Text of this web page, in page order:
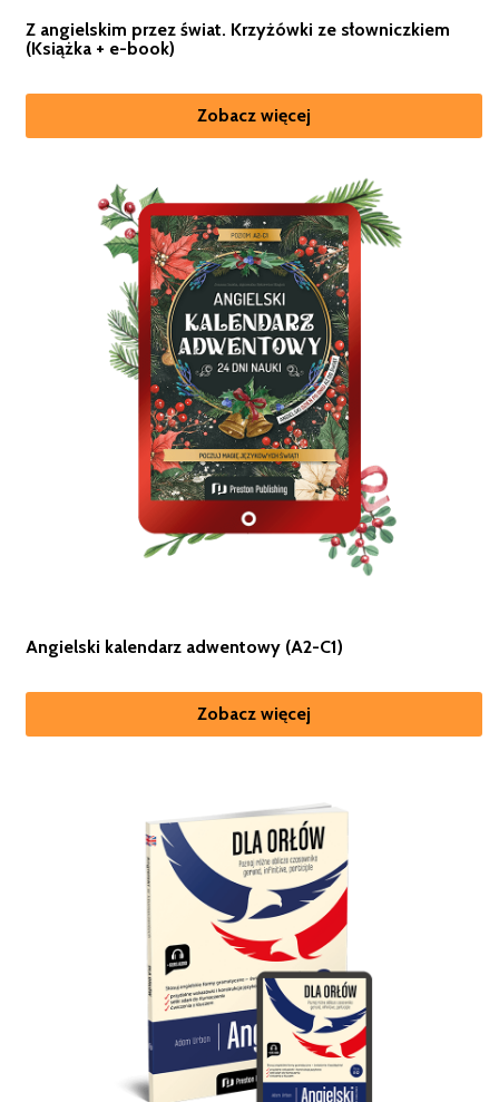
Z angielskim przez świat. Krzyżówki ze słowniczkiem
(Książka + e-book)
Zobacz więcej
Angielski kalendarz adwentowy (A2-C1)
Zobacz więcej